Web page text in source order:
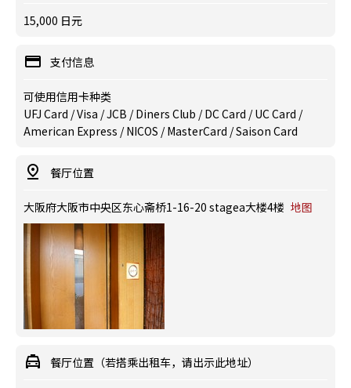
15,000 日元
支付信息
可使用信用卡种类
UFJ Card / Visa / JCB / Diners Club / DC Card / UC Card /
American Express / NICOS / MasterCard / Saison Card
餐厅位置
大阪府大阪市中央区东心斋桥1-16-20 stagea大楼4楼 地图
餐厅位置（若搭乘出租车，请出示此地址）